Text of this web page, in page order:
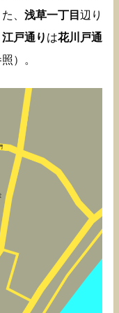
、 浅草一丁目 辺り
江戸通り は花川戸通
）。